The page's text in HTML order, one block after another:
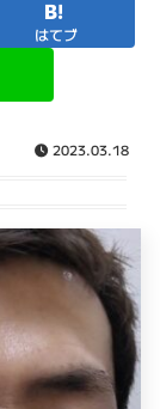
はてブ
2023.03.18